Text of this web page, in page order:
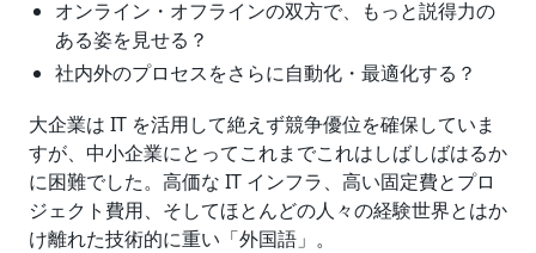
オンライン・オフラインの双方で、もっと説得力の
ある姿を見せる？
社内外のプロセスをさらに自動化・最適化する？
大企業は IT を活用して絶えず競争優位を確保していま
すが、中小企業にとってこれまでこれはしばしばはるか
に困難でした。高価な IT インフラ、高い固定費とプロ
ジェクト費用、そしてほとんどの人々の経験世界とはか
け離れた技術的に重い「外国語」。